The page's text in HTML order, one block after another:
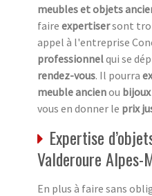
meubles et objets
faire expertisersont
appel à l'entreprise
professionnelqui se
rendez-vous. Il pourra
meuble ancienou
vous en donner le prix
Expertise
Valderoure
En plus à faire sans